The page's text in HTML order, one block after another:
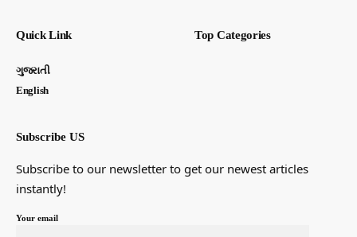
Quick Link
ગુજરાતી
English
Top Categories
Subscribe US
Subscribe to our newsletter to get our newest articles
instantly!
Your email